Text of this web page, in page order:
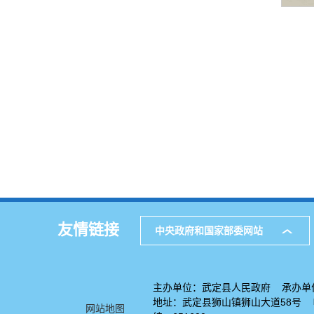
友情链接 中央政府和国家部委网站
网站地图
主办单位：武定县人民政府 承办单
地址：武定县狮山镇狮山大道58